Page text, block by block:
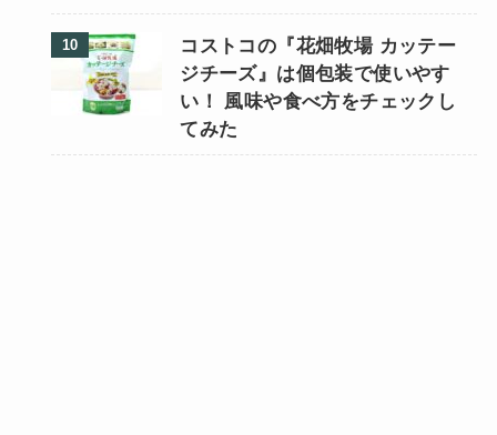
コストコの『花畑牧場 カッテー
ジチーズ』は個包装で使いやす
い！ 風味や食べ方をチェックし
てみた